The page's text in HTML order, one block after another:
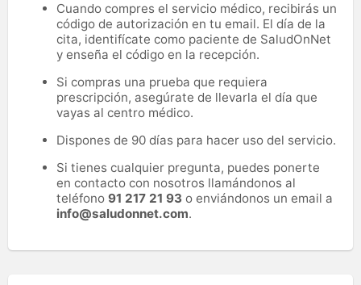
Cuando compres el servicio médico, recibirás un
código de autorización en tu email. El día de la
cita, identifícate como paciente de SaludOnNet
y enseña el código en la recepción.
Si compras una prueba que requiera
prescripción, asegúrate de llevarla el día que
vayas al centro médico.
Dispones de 90 días para hacer uso del servicio.
Si tienes cualquier pregunta, puedes ponerte
en contacto con nosotros llamándonos al
teléfono 91 217 21 93 o enviándonos un email a
info@saludonnet.com.